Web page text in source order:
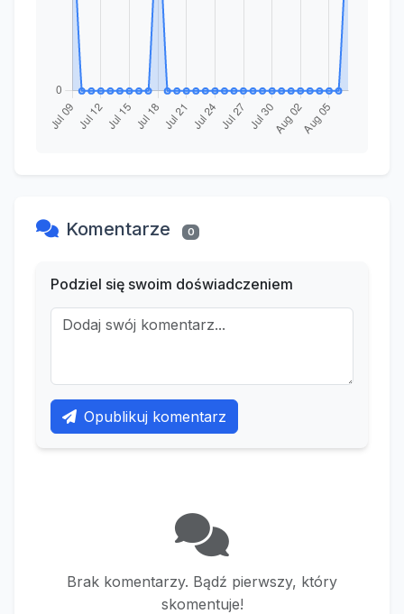
Komentarze 0
Podziel się swoim doświadczeniem
Opublikuj komentarz
Brak komentarzy. Bądź pierwszy, który
skomentuje!